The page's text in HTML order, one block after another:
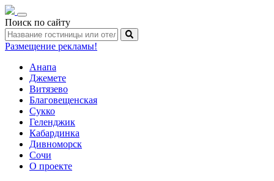
Toggle
navigation
Поиск по сайту
Размещение рекламы!
Анапа
Джемете
Витязево
Благовещенская
Сукко
Геленджик
Кабардинка
Дивноморск
Сочи
О проекте